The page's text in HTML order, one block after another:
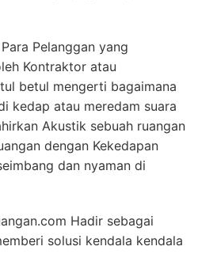
Pelanggan yang
Kontraktor atau
betul mengerti bagaimana
kedap atau meredam suara
Akustik sebuah ruangan
dengan Kekedapan
dan nyaman di
Hadir sebagai
solusi kendala kendala